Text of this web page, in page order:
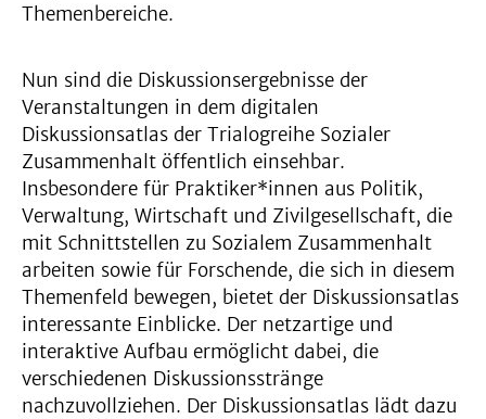
Themenbereiche.
Nun sind die Diskussionsergebnisse der
Veranstaltungen in dem digitalen
Diskussionsatlas der Trialogreihe Sozialer
Zusammenhalt öffentlich einsehbar.
Insbesondere für Praktiker*innen aus Politik,
Verwaltung, Wirtschaft und Zivilgesellschaft, die
mit Schnittstellen zu Sozialem Zusammenhalt
arbeiten sowie für Forschende, die sich in diesem
Themenfeld bewegen, bietet der Diskussionsatlas
interessante Einblicke. Der netzartige und
interaktive Aufbau ermöglicht dabei, die
verschiedenen Diskussionsstränge
nachzuvollziehen. Der Diskussionsatlas lädt dazu